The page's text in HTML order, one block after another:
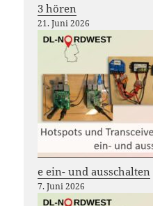
3 hören
21. Juni 2026
e ein- und ausschalten
7. Juni 2026